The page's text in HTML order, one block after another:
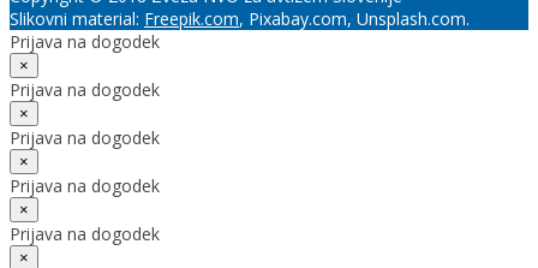
Slikovni material: Freepik.com, Pixabay.com, Unsplash.com.
Prijava na dogodek
×
Prijava na dogodek
×
Prijava na dogodek
×
Prijava na dogodek
×
Prijava na dogodek
×